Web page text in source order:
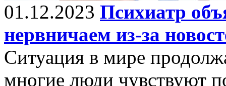
01.12.2023 Психиатр
нервничаем из-за
Ситуация в мире
многие люди чувствуют